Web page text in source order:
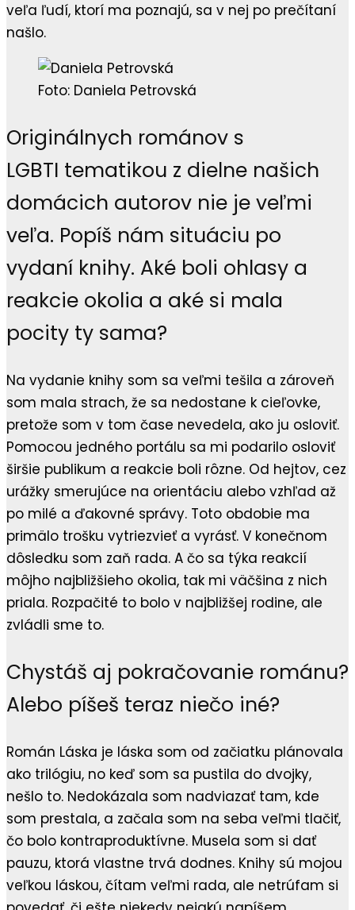
veľa ľudí, ktorí ma poznajú, sa v nej po prečítaní
našlo.
Foto: Daniela Petrovská
Originálnych románov s
LGBTI tematikou z dielne našich
domácich autorov nie je veľmi
veľa. Popíš nám situáciu po
vydaní knihy. Aké boli ohlasy a
reakcie okolia a aké si mala
pocity ty sama?
Na vydanie knihy som sa veľmi tešila a zároveň
som mala strach, že sa nedostane k cieľovke,
pretože som v tom čase nevedela, ako ju osloviť.
Pomocou jedného portálu sa mi podarilo osloviť
širšie publikum a reakcie boli rôzne. Od hejtov, cez
urážky smerujúce na orientáciu alebo vzhľad až
po milé a ďakovné správy. Toto obdobie ma
primälo trošku vytriezvieť a vyrásť. V konečnom
dôsledku som zaň rada. A čo sa týka reakcií
môjho najbližšieho okolia, tak mi väčšina z nich
priala. Rozpačité to bolo v najbližšej rodine, ale
zvládli sme to.
Chystáš aj pokračovanie románu?
Alebo píšeš teraz niečo iné?
Román Láska je láska som od začiatku plánovala
ako trilógiu, no keď som sa pustila do dvojky,
nešlo to. Nedokázala som nadviazať tam, kde
som prestala, a začala som na seba veľmi tlačiť,
čo bolo kontraproduktívne. Musela som si dať
pauzu, ktorá vlastne trvá dodnes. Knihy sú mojou
veľkou láskou, čítam veľmi rada, ale netrúfam si